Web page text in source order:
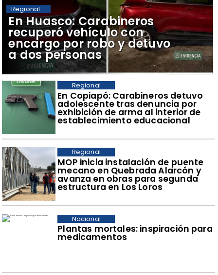
​En Copiapó: Carabineros detuvo
adolescente tras denuncia por
exhibición de arma al interior de
establecimiento educacional
Regional
​MOP inicia instalación de puente
mecano en Quebrada Alarcón y
avanza en obras para segunda
estructura en Los Loros
Regional
Plantas mortales: inspiración para
medicamentos
Nacional
​En Huasco: Carabineros
recuperó vehículo con
encargo por robo y detuvo
a dos personas
Regional